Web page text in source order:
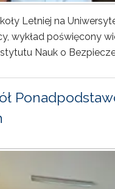
Letniej na
wykład poświęcony
Nauk o